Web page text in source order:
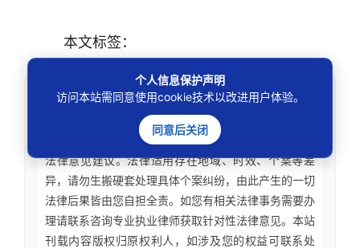
本文标签：
免责声明
本站所刊资讯仅为学术观点交流，不构成任何形式
法律意见建议。法律适用存在地域、时效、个案等差
异，请勿生搬硬套处理具体个案纠纷，由此产生的一切
法律后果皆由您自担全责。如您有相关法律事务需要办
理请联系咨询专业执业律师获取针对性法律意见。本站
刊载内容版权归原权利人，如涉及您的权益可联系处
个人信息保护声明
访问本站需同意使用cookie技术以改进用户体验。
同意后关闭